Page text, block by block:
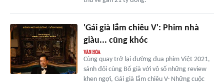
'Gái già lắm chiêu V': Phim nhà
giàu... cũng khóc
Cùng quay trở lại đường đua phim Việt 2021,
sánh đôi cùng Bố già với vô số những review
khen ngợi, Gái già lắm chiêu V- Những cuộc